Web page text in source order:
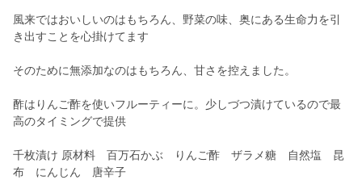
風来ではおいしいのはもちろん、野菜の味、奥にある生命力を引
き出すことを心掛けてます
そのために無添加なのはもちろん、甘さを控えました。
酢はりんご酢を使いフルーティーに。少しづつ漬けているので最
高のタイミングで提供
千枚漬け 原材料 百万石かぶ りんご酢 ザラメ糖 自然塩 昆
布 にんじん 唐辛子